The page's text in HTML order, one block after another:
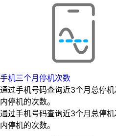
手机三个月停机次数
通过手机号码查询近3个月总停
内停机的次数。
通过手机号码查询近3个月总停
内停机的次数。